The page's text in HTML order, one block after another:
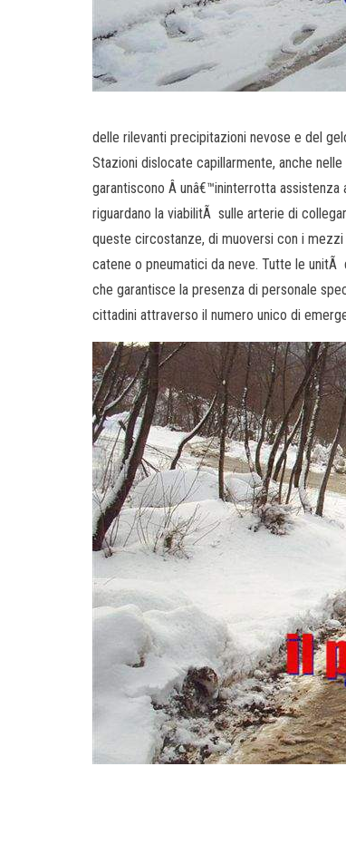
delle rilevanti precipitazioni nevose e del
Stazioni dislocate capillarmente, anche
garantiscono Â unâ€™ininterrotta
riguardano la viabilitÃ sulle arterie di
queste circostanze, di muoversi con i
catene o pneumatici da neve. Tutte le
che garantisce la presenza di personale
cittadini attraverso il numero unico di